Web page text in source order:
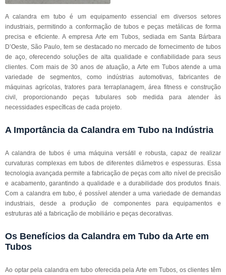
A calandra em tubo é um equipamento essencial em diversos setores
industriais, permitindo a conformação de tubos e peças metálicas de forma
precisa e eficiente. A empresa Arte em Tubos, sediada em Santa Bárbara
D’Oeste, São Paulo, tem se destacado no mercado de fornecimento de tubos
de aço, oferecendo soluções de alta qualidade e confiabilidade para seus
clientes. Com mais de 30 anos de atuação, a Arte em Tubos atende a uma
variedade de segmentos, como indústrias automotivas, fabricantes de
máquinas agrícolas, tratores para terraplanagem, área fitness e construção
civil, proporcionando peças tubulares sob medida para atender às
necessidades específicas de cada projeto.
A Importância da Calandra em Tubo na Indústria
A calandra de tubos é uma máquina versátil e robusta, capaz de realizar
curvaturas complexas em tubos de diferentes diâmetros e espessuras. Essa
tecnologia avançada permite a fabricação de peças com alto nível de precisão
e acabamento, garantindo a qualidade e a durabilidade dos produtos finais.
Com a calandra em tubo, é possível atender a uma variedade de demandas
industriais, desde a produção de componentes para equipamentos e
estruturas até a fabricação de mobiliário e peças decorativas.
Os Benefícios da Calandra em Tubo da Arte em
Tubos
Ao optar pela calandra em tubo oferecida pela Arte em Tubos, os clientes têm